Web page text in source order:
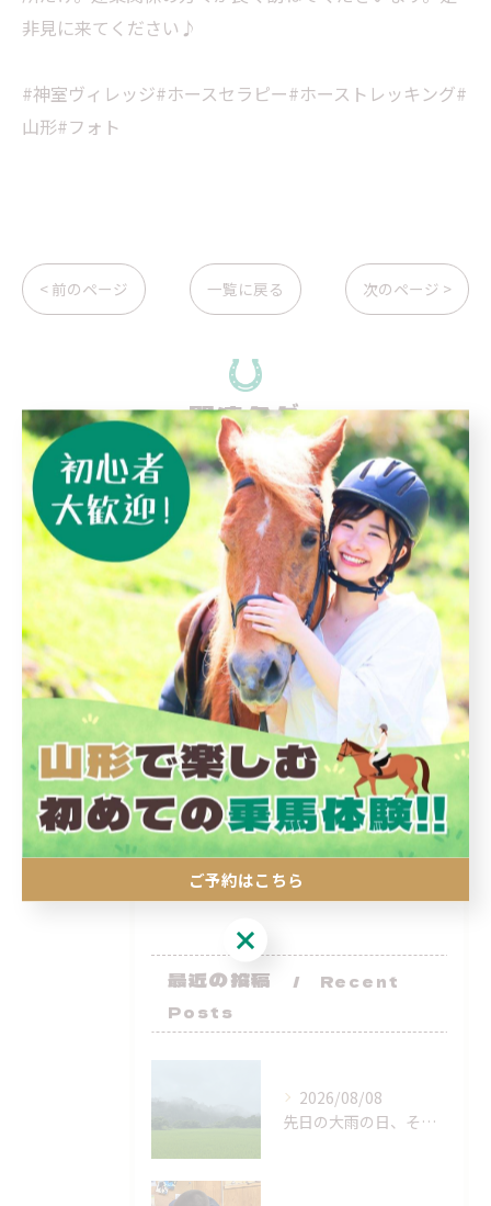
非見に来てください♪
#神室ヴィレッジ#ホースセラピー#ホーストレッキング#
山形#フォト
< 前のページ 一覧に戻る 次のページ >
関連タグ
#山形
カテゴリー
Categories
全てのカテゴリー
初めて
子ども
エサやり
引き馬
外乗
最近の投稿
Recent
Posts
2026/08/08
先日の大雨の日、それによって全然風景が変わっちゃうんだね！
ご予約はこちら
ご予約はこちら